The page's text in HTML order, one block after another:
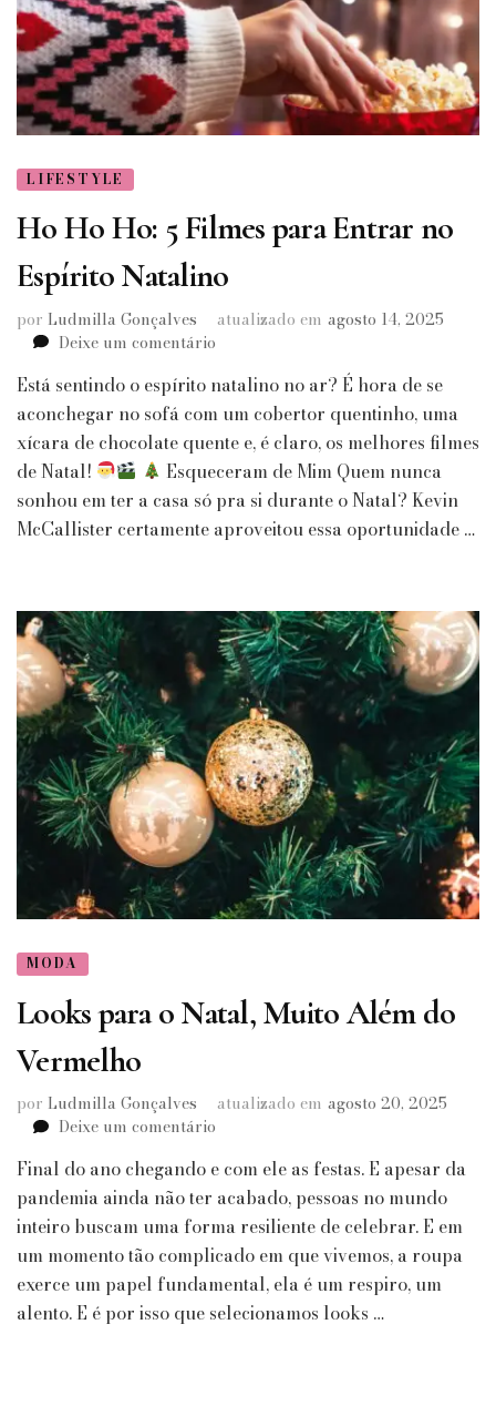
LIFESTYLE
Ho Ho Ho: 5 Filmes para Entrar no
Espírito Natalino
por Ludmilla Gonçalves atualizado em agosto 14, 2025
Deixe um comentário
Ho
Ho:
5
Filmes
para
Entrar
no
Está sentindo o espírito natalino no ar? É hora de se
aconchegar no sofá com um cobertor quentinho, uma
xícara de chocolate quente e, é claro, os melhores filmes
de Natal!
Esqueceram de Mim Quem nunca
sonhou em ter a casa só pra si durante o Natal? Kevin
McCallister certamente aproveitou essa oportunidade …
MODA
Looks para o Natal, Muito Além do
Vermelho
por Ludmilla Gonçalves atualizado em agosto 20, 2025
Deixe um comentário
para
o
Natal,
Muito
Além
do
Vermelho
Final do ano chegando e com ele as festas. E apesar da
pandemia ainda não ter acabado, pessoas no mundo
inteiro buscam uma forma resiliente de celebrar. E em
um momento tão complicado em que vivemos, a roupa
exerce um papel fundamental, ela é um respiro, um
alento. E é por isso que selecionamos looks …